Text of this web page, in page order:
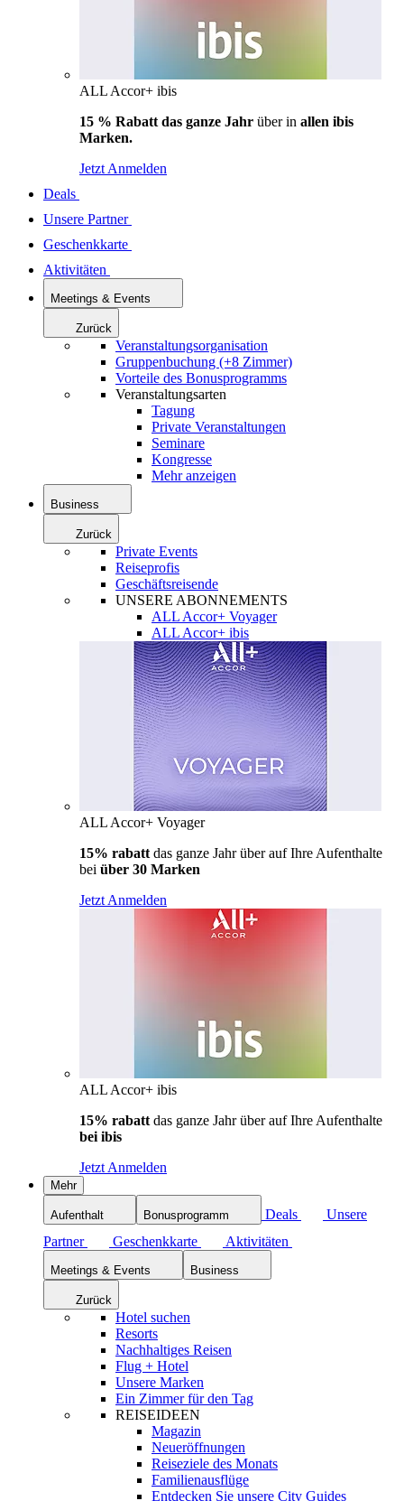
ALL Accor+ ibis
15 % Rabatt das ganze Jahr über in allen ibis
Marken.
Jetzt Anmelden
Deals
Unsere Partner
Geschenkkarte
Aktivitäten
Meetings & Events
Zurück
Veranstaltungsorganisation
Gruppenbuchung (+8 Zimmer)
Vorteile des Bonusprogramms
Veranstaltungsarten
Tagung
Private Veranstaltungen
Seminare
Kongresse
Mehr anzeigen
Business
Zurück
Private Events
Reiseprofis
Geschäftsreisende
UNSERE ABONNEMENTS
ALL Accor+ Voyager
ALL Accor+ ibis
ALL Accor+ Voyager
15% rabatt das ganze Jahr über auf Ihre Aufenthalte
bei über 30 Marken
Jetzt Anmelden
ALL Accor+ ibis
15% rabatt das ganze Jahr über auf Ihre Aufenthalte
bei ibis
Jetzt Anmelden
Mehr
Aufenthalt Bonusprogramm Deals
Unsere
Partner
Geschenkkarte Aktivitäten
Meetings & Events Business
Zurück
Hotel suchen
Resorts
Nachhaltiges Reisen
Flug + Hotel
Unsere Marken
Ein Zimmer für den Tag
REISEIDEEN
Magazin
Neueröffnungen
Reiseziele des Monats
Familienausflüge
Entdecken Sie unsere City Guides